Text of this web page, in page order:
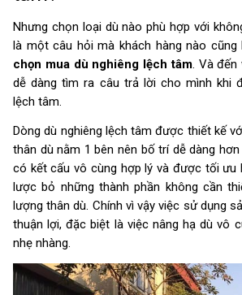
Nhưng chọn loại dù nào phù hợp với
là một câu hỏi mà khách hàng nào cũng
chọn mua dù nghiêng lệch tâm. Và đến
dễ dàng tìm ra câu trả lời cho mình khi
lệch tâm.
Dòng dù nghiêng lệch tâm được thiết kế
thân dù nằm 1 bên nên bố trí dễ dàng
có kết cấu vô cùng hợp lý và được tối ưu
lược bỏ những thành phần không cần
lượng thân dù. Chính vì vậy việc sử dụng
thuận lợi, đặc biệt là việc nâng hạ dù vô
nhẹ nhàng.